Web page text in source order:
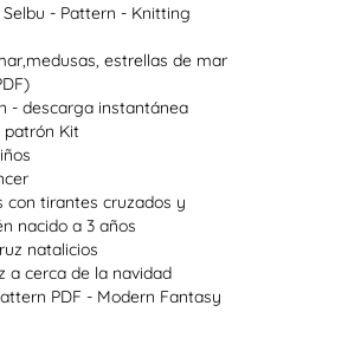
- Pattern - Knitting
estrellas de mar
- descarga instantánea
patrón Kit
con tirantes cruzados y
nacido a 3 años
natalicios
a cerca de la navidad
PDF - Modern Fantasy